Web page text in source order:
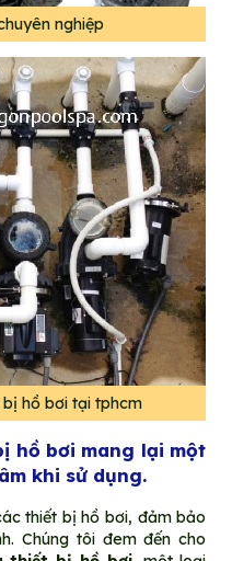
nghiệp
hồ bơi tại tphcm
hồ bơi mang lại một
khi sử dụng.
thiết bị hồ bơi, đảm bảo
Chúng tôi đem đến cho